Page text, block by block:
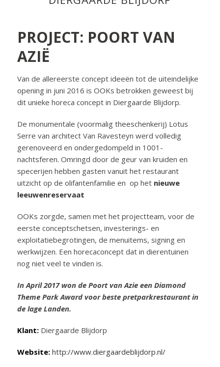
PROJECT: POORT VAN
AZIË
Van de allereerste concept ideeën tot de uiteindelijke
opening in juni 2016 is OOKs betrokken geweest bij
dit unieke horeca concept in Diergaarde Blijdorp.
De monumentale (voormalig theeschenkerij) Lotus
Serre van architect Van Ravesteyn werd volledig
gerenoveerd en ondergedompeld in 1001-
nachtsferen. Omringd door de geur van kruiden en
specerijen hebben gasten vanuit het restaurant
uitzicht op de olifantenfamilie en op het nieuwe
leeuwenreservaat
OOKs zorgde, samen met het projectteam, voor de
eerste conceptschetsen, investerings- en
exploitatiebegrotingen, de menuitems, signing en
werkwijzen. Een horecaconcept dat in dierentuinen
nog niet veel te vinden is.
In April 2017 won de Poort van Azie een Diamond
Theme Park Award voor beste pretparkrestaurant in
de lage Landen.
Klant: Diergaarde Blijdorp
Website: http://www.diergaardeblijdorp.nl/